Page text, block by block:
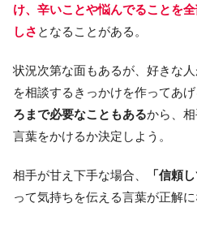
け、辛いことや悩んでることを
しさ となることがある。
状況次第な面もあるが、好きな
を相談するきっかけを作ってあげ
ろまで必要なこともあるから、
言葉をかけるか決定しよう。
相手が甘え下手な場合、
「信頼
って気持ちを伝える言葉が正解に